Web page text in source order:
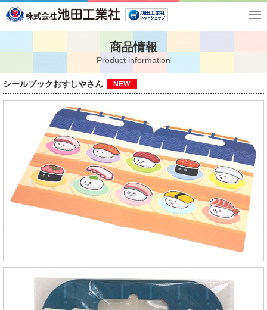
商品情報
Product information
シールブックおすしやさん NEW